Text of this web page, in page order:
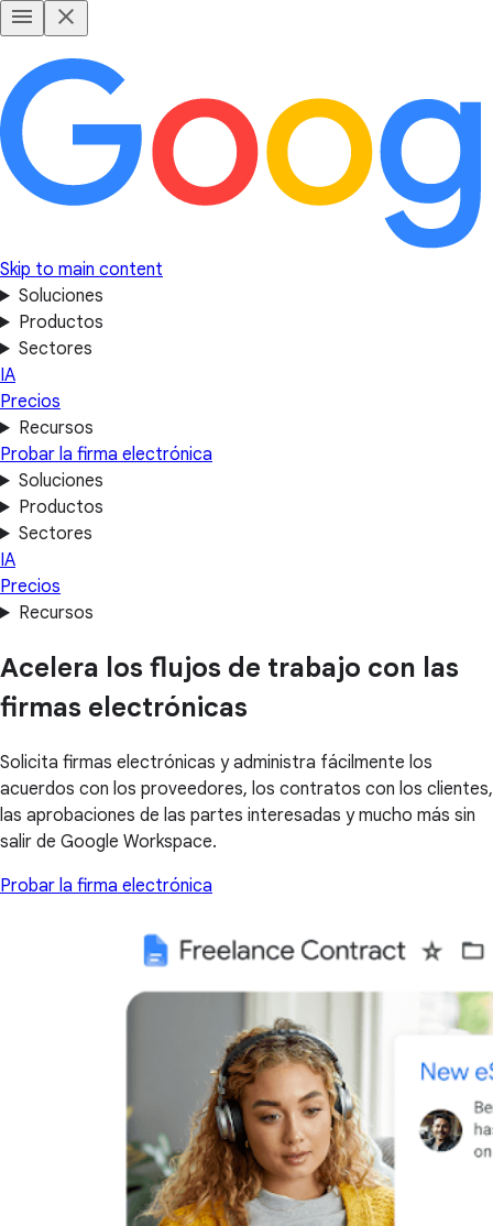
Skip to main content
Soluciones
Productos
Sectores
IA
Precios
Recursos
Probar la firma electrónica
Soluciones
Productos
Sectores
IA
Precios
Recursos
Acelera los flujos de trabajo con las
firmas electrónicas
Solicita firmas electrónicas y administra fácilmente los
acuerdos con los proveedores, los contratos con los clientes,
las aprobaciones de las partes interesadas y mucho más sin
salir de Google Workspace.
Probar la firma electrónica